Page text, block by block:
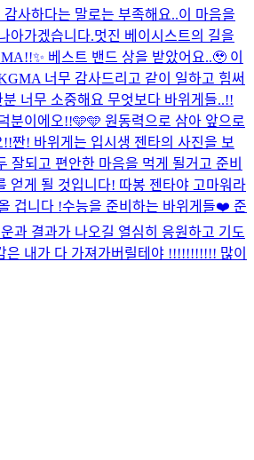
사하다는 말로는 부족해요..이 마음을
아가겠습니다.멋진 베이시스트의 길을
베스트 밴드 상을 받았어요..🥹 이
너무 감사드리고 같이 일하고 힘써
너무 소중해요 무엇보다 바위게들..!!
분이에오!!🩵🩵 원동력으로 삼아 앞으로
!!짠! 바위게는 입시생 젠타의 사진을 보
잘되고 편안한 마음을 먹게 될거고 준비
얻게 될 것입니다! 따봉 젠타야 고마워라
겁니다 !수능을 준비하는 바위게들❤️ 준
과 결과가 나오길 열심히 응원하고 기도
은 내가 다 가져가버릴테야 !!!!!!!!!!! 많이